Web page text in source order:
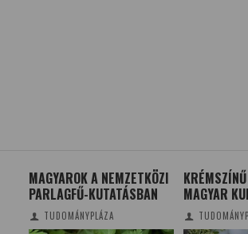
MAGYAROK A NEMZETKÖZI
PARLAGFŰ-KUTATÁSBAN
TUDOMÁNYPLÁZA
MAGYAR